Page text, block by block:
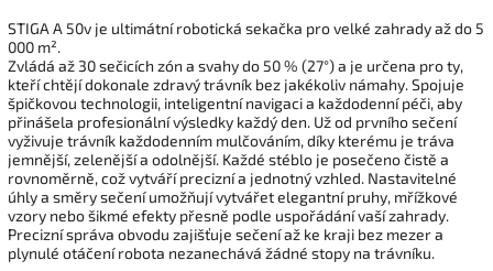
STIGA A 50v je ultimátní robotická sekačka pro velké zahrady až do 5
000 m².
Zvládá až 30 sečicích zón a svahy do 50 % (27°) a je určena pro ty,
kteří chtějí dokonale zdravý trávník bez jakékoliv námahy. Spojuje
špičkovou technologii, inteligentní navigaci a každodenní péči, aby
přinášela profesionální výsledky každý den. Už od prvního sečení
vyživuje trávník každodenním mulčováním, díky kterému je tráva
jemnější, zelenější a odolnější. Každé stéblo je posečeno čistě a
rovnoměrně, což vytváří precizní a jednotný vzhled. Nastavitelné
úhly a směry sečení umožňují vytvářet elegantní pruhy, mřížkové
vzory nebo šikmé efekty přesně podle uspořádání vaší zahrady.
Precizní správa obvodu zajišťuje sečení až ke kraji bez mezer a
plynulé otáčení robota nezanechává žádné stopy na trávníku.